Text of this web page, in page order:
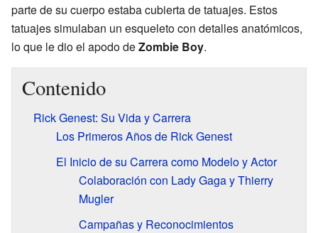
parte de su cuerpo estaba cubierta de tatuajes. Estos
tatuajes simulaban un esqueleto con detalles anatómicos,
lo que le dio el apodo deZombie Boy.
Contenido
Rick Genest: Su Vida y Carrera
Los Primeros Años de Rick Genest
El Inicio de su Carrera como Modelo y Actor
Colaboración con Lady Gaga y Thierry
Mugler
Campañas y Reconocimientos